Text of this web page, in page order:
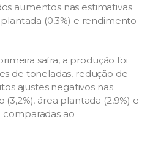
aumentos nas estimativas
(0,3%) e rendimento
safra, a produção foi
de toneladas, redução de
ajustes negativos nas
área plantada (2,9%) e
comparadas ao